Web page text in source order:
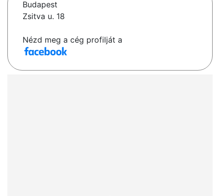
Budapest
Zsitva u. 18
Nézd meg a cég profilját a